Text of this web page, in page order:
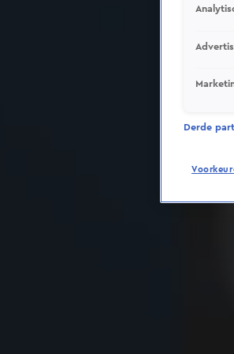
Derde